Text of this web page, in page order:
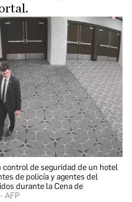
de seguridad de un hotel
de policía y agentes del
durante la Cena de
AFP